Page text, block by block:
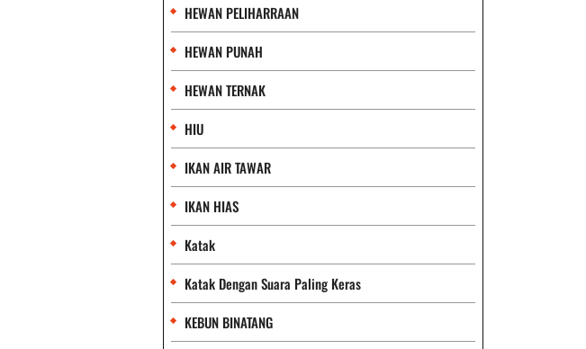
HEWAN PELIHARRAAN
HEWAN PUNAH
HEWAN TERNAK
HIU
IKAN AIR TAWAR
IKAN HIAS
Katak
Katak Dengan Suara Paling Keras
KEBUN BINATANG